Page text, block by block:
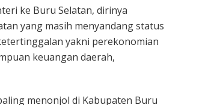
ke Buru Selatan, dirinya
yang masih menyandang status
yakni perekonomian
keuangan daerah,
menonjol di Kabupaten Buru